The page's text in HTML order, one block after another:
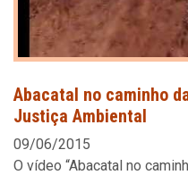
Abacatal no caminho
Justiça Ambiental
09/06/2015
O vídeo “Abacatal no